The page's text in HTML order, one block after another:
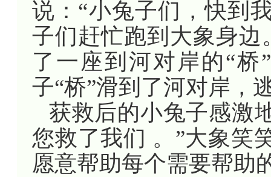
说：“小兔子们，快到
子们赶忙跑到大象身
了一座到河对岸的“
子“桥”滑到了河对岸，
获救后的小兔子感激
您救了我们 。”大象笑
愿意帮助每个需要帮助